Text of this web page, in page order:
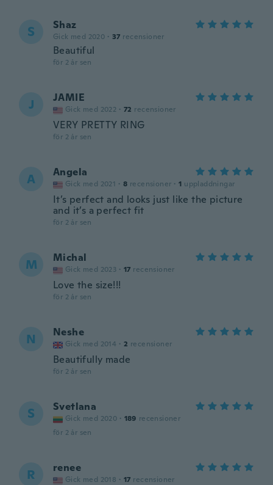
S Shaz
Gick med 2020 · 37 recensioner
Beautiful
för 2 år sen
J JAMIE
Gick med 2022 · 72 recensioner
VERY PRETTY RING
för 2 år sen
A Angela
Gick med 2021 · 8 recensioner · 1 uppladdningar
It’s perfect and looks just like the picture
and it’s a perfect fit
för 2 år sen
M Michal
Gick med 2023 · 17 recensioner
Love the size!!!
för 2 år sen
N Neshe
Gick med 2014 · 2 recensioner
Beautifully made
för 2 år sen
S Svetlana
Gick med 2020 · 189 recensioner
för 2 år sen
R renee
Gick med 2018 · 17 recensioner